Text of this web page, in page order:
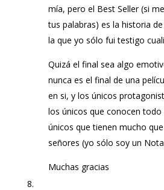
mía, pero el Best Seller (si
tus palabras) es la historia
la que yo sólo fui testigo
Quizá el final sea algo
nunca es el final de una
en si, y los únicos
los únicos que conocen
únicos que tienen mucho
señores (yo sólo soy un
Muchas gracias